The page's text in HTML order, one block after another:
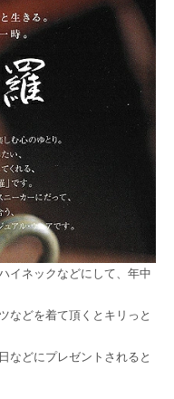
イネックなどにして、年中
などを着て頂くとキリっと
などにプレゼントされると